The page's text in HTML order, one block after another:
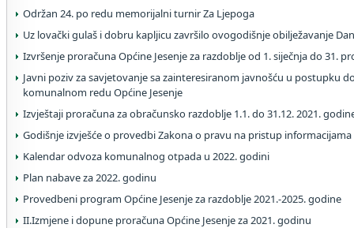
Održan 24. po redu memorijalni turnir Za Ljepoga
Uz lovački gulaš i dobru kapljicu završilo ovogodišnje obilježavanje
Izvršenje proračuna Općine Jesenje za razdoblje od 1. siječnja do 31.
Javni poziv za savjetovanje sa zainteresiranom javnošću u postupku
komunalnom redu Općine Jesenje
Izvještaji proračuna za obračunsko razdoblje 1.1. do 31.12. 2021.
Godišnje izvješće o provedbi Zakona o pravu na pristup informacijama
Kalendar odvoza komunalnog otpada u 2022. godini
Plan nabave za 2022. godinu
Provedbeni program Općine Jesenje za razdoblje 2021.-2025. godine
II.Izmjene i dopune proračuna Općine Jesenje za 2021. godinu